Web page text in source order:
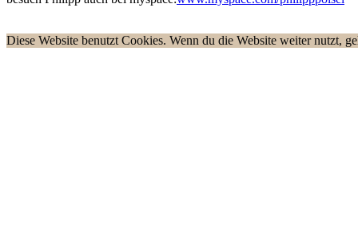
Diese Website benutzt Cookies. Wenn du die Website weiter nutzt,